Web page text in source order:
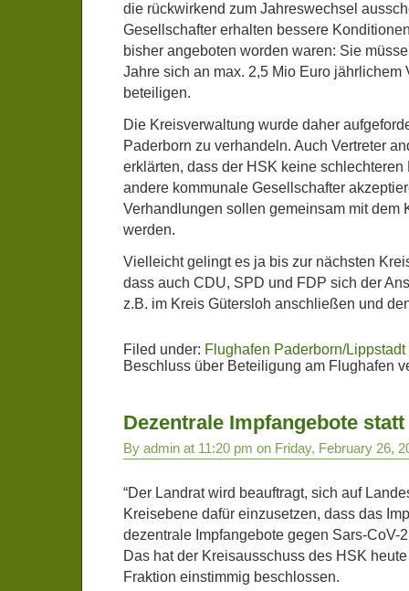
die rückwirkend zum Jahreswechsel
Gesellschafter erhalten bessere
bisher angeboten worden waren: Sie
Jahre sich an max. 2,5 Mio Euro jährlichem
beteiligen.
Die Kreisverwaltung wurde daher
Paderborn zu verhandeln. Auch Vertreter
erklärten, dass der HSK keine
andere kommunale Gesellschafter
Verhandlungen sollen gemeinsam mit dem
werden.
Vielleicht gelingt es ja bis zur nächsten
dass auch CDU, SPD und FDP sich der
z.B. im Kreis Gütersloh anschließen und
Filed under: Flughafen Paderborn/Lippstadt
Beschluss über Beteiligung am Flughafen
Dezentrale Impfangebote
By admin at 11:20 pm on Friday, February 26,
“Der Landrat wird beauftragt, sich auf
Kreisebene dafür einzusetzen, dass das
dezentrale Impfangebote gegen Sars-CoV-
Das hat der Kreisausschuss des HSK
Fraktion einstimmig beschlossen.